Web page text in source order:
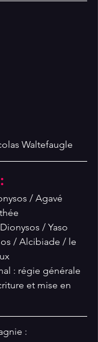
Waltefaugle
/ Agavé
/ Yaso
/ Alcibiade / le
: régie générale
et mise en
: